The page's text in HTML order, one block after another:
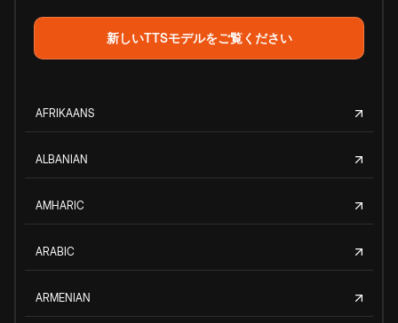
新しいTTSモデルをご覧ください
AFRIKAANS
ALBANIAN
AMHARIC
ARABIC
ARMENIAN